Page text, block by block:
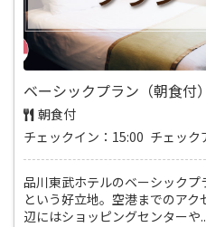
ベーシックプラン（朝食付）
朝食付
チェックイン：15:00 チェック
品川東武ホテルのベーシック
という好立地。空港までのア
辺にはショッピングセンターや